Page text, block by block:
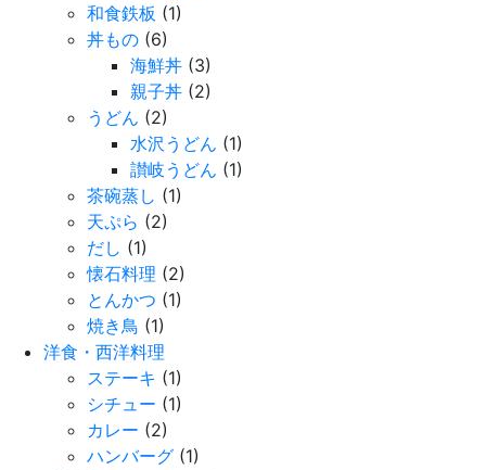
和食鉄板 (1)
丼もの (6)
海鮮丼 (3)
親子丼 (2)
うどん (2)
水沢うどん (1)
讃岐うどん (1)
茶碗蒸し (1)
天ぷら (2)
だし (1)
懐石料理 (2)
とんかつ (1)
焼き鳥 (1)
洋食・西洋料理
ステーキ (1)
シチュー (1)
カレー (2)
ハンバーグ (1)